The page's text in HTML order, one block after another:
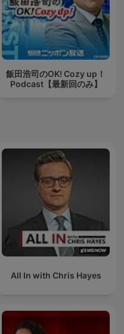
飯田浩司のOK! Cozy up！
Podcast【最新回のみ】
All In with Chris Hayes